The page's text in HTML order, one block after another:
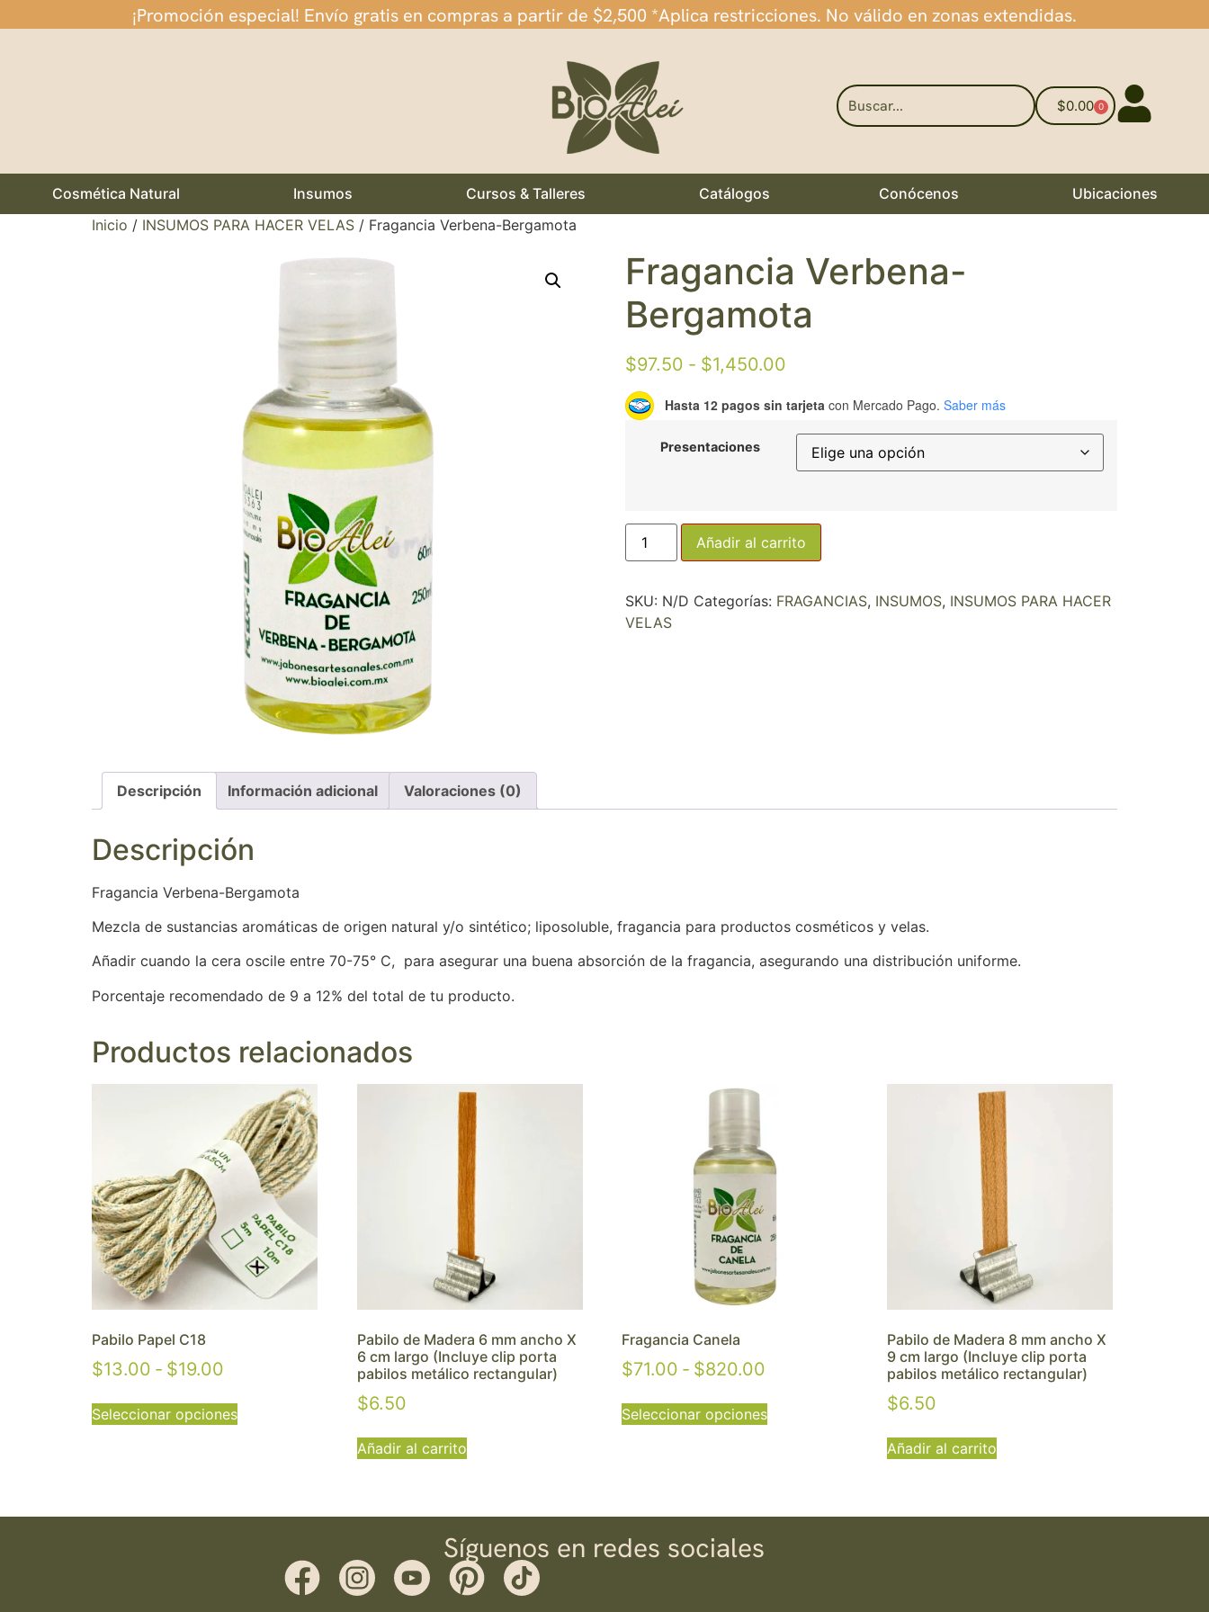
¡Promoción especial! Envío gratis en compras a partir de $2,500 *Aplica restricciones. No válido en zonas extendidas.
$0.00 0
Cosmética Natural Insumos Cursos & Talleres Catálogos Conócenos
Ubicaciones
Inicio / INSUMOS PARA HACER VELAS / Fragancia Verbena-Bergamota
Fragancia Verbena-
Bergamota
$97.50 - $1,450.00
Hasta 12 pagos sin tarjetacon Mercado Pago. Saber más
Presentaciones
Añadir al carrito
SKU: N/D Categorías: FRAGANCIAS, INSUMOS, INSUMOS PARA HACER
VELAS
Descripción Información adicional Valoraciones (0)
Descripción
Fragancia Verbena-Bergamota
Mezcla de sustancias aromáticas de origen natural y/o sintético; liposoluble, fragancia para productos cosméticos y velas.
Añadir cuando la cera oscile entre 70-75° C, para asegurar una buena absorción de la fragancia, asegurando una distribución uniforme.
Porcentaje recomendado de 9 a 12% del total de tu producto.
Productos relacionados
Pabilo Papel C18
$13.00 - $19.00
Seleccionar opciones
Pabilo de Madera 6 mm ancho X
6 cm largo (Incluye clip porta
pabilos metálico rectangular)
$6.50
Añadir al carrito
Fragancia Canela
$71.00 - $820.00
Seleccionar opciones
Pabilo de Madera 8 mm ancho X
9 cm largo (Incluye clip porta
pabilos metálico rectangular)
$6.50
Añadir al carrito
Síguenos en redes sociales